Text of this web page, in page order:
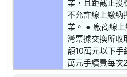
業，且距截止投
不允許線上繳納
業。 ● 廠商線
灣票據交換所收
額10萬元以下手
萬元手續費每次